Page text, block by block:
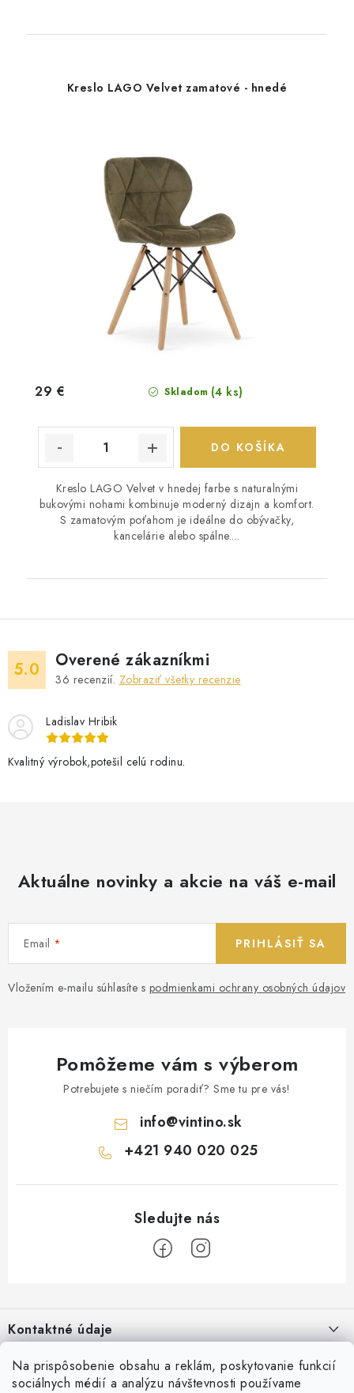
Na prispôsobenie obsahu a reklám, poskytovanie funkcií
sociálnych médií a analýzu návštevnosti používame
Kreslo LAGO Velvet zamatové - hnedé
Skladom (4 ks)
29 €
DO KOŠÍKA
Kreslo LAGO Velvet v hnedej farbe s naturalnými
bukovými nohami kombinuje moderný dizajn a komfort.
S zamatovým poťahom je ideálne do obývačky,
kancelárie alebo spálne....
5.0 Overené zákazníkmi
36 recenzií. Zobraziť všetky recenzie
Ladislav Hribik
Kvalitný výrobok,potešil celú rodinu.
Aktuálne novinky a akcie na váš e-mail
Email
Vložením e-mailu súhlasíte s podmienkami ochrany osobných údajov
PRIHLÁSIŤ SA
Pomôžeme vám s výberom
Potrebujete s niečím poradiť? Sme tu pre vás!
info@vintino.sk
+421 940 020 025
pKontaktné údaje
Vintino.sk
Prevádzkovateľ: LAURES s.r.o.
O nás